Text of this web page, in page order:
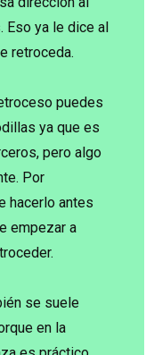
Eso ya le dice al
retroceda.
puedes
ya que es
pero algo
Por
hacerlo antes
empezar a
se suele
en la